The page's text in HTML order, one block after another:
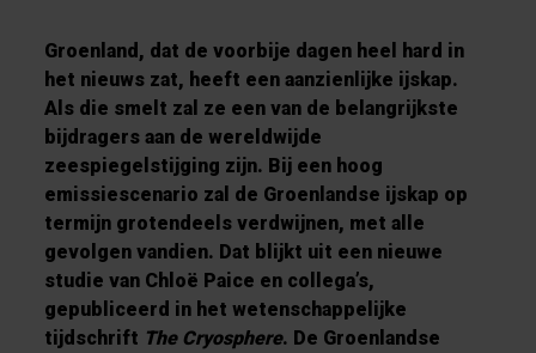
Groenland, dat de voorbije dagen heel hard in
het nieuws zat, heeft een aanzienlijke ijskap.
Als die smelt zal ze een van de belangrijkste
bijdragers aan de wereldwijde
zeespiegelstijging zijn. Bij een hoog
emissiescenario zal de Groenlandse ijskap op
termijn grotendeels verdwijnen, met alle
gevolgen vandien. Dat blijkt uit een nieuwe
studie van Chloë Paice en collega’s,
gepubliceerd in het wetenschappelijke
tijdschrift The Cryosphere. De Groenlandse